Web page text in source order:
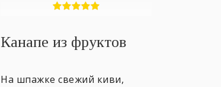
Канапе из фруктов
На шпажке свежий киви,